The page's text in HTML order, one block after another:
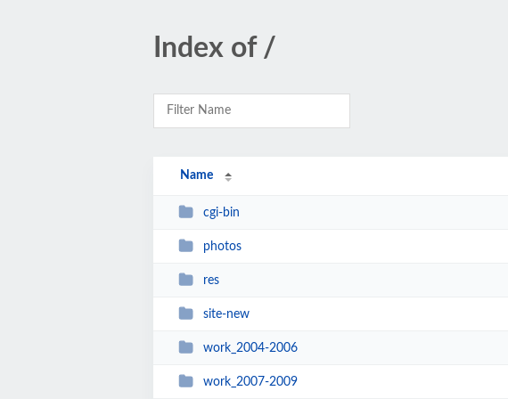
Index of /
Name
cgi-bin
photos
res
site-new
work_2004-2006
work_2007-2009